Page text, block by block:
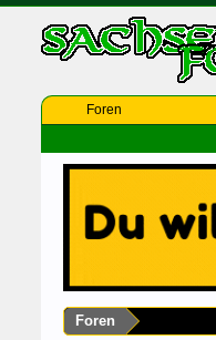
Foren
Foren